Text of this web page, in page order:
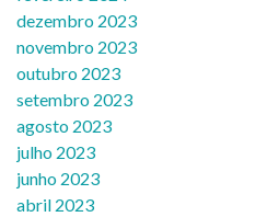
dezembro 2023
novembro 2023
outubro 2023
setembro 2023
agosto 2023
julho 2023
junho 2023
abril 2023